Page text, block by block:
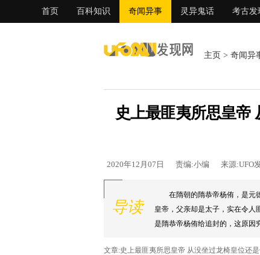
首页 百科知识 奇闻异事 灵异鬼话 考古发
主页 > 奇闻异
史上最匪夷所思皇帝
2020年12月07日 责编:小编 来源:UFO
导读
在隋朝的隋恭帝杨侑，是元
皇帝，父亲却是太子，实在令人
是隋恭帝杨侑给追封的，这原因
文章:史上最匪夷所思皇帝 从没坐过龙椅皇位还